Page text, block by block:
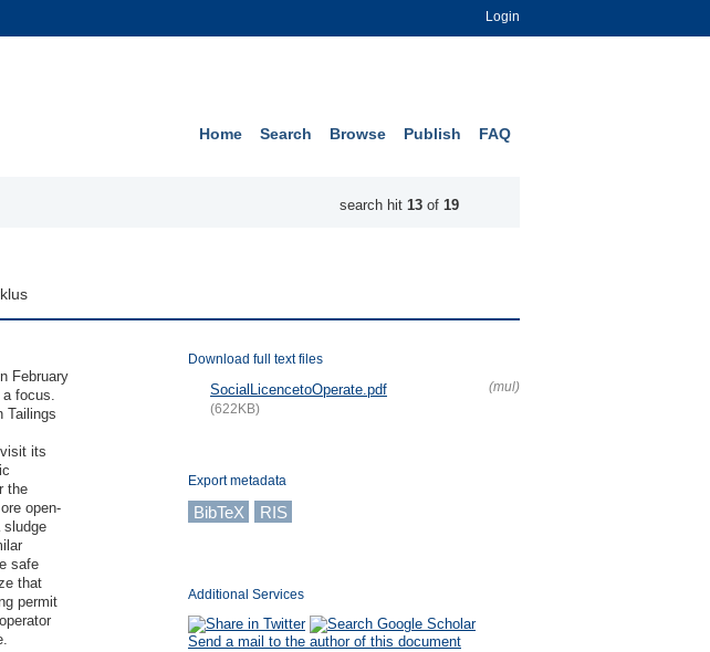
Login
Home Search Browse Publish FAQ
search hit 13 of 19
February
a focus.
Tailings
its
the
open-
sludge
safe
that
permit
Download full text files
SocialLicencetoOperate.pdf
(mul)
(622KB)
Export metadata
BibTeX RIS
Additional Services
Send a mail to the author of this document